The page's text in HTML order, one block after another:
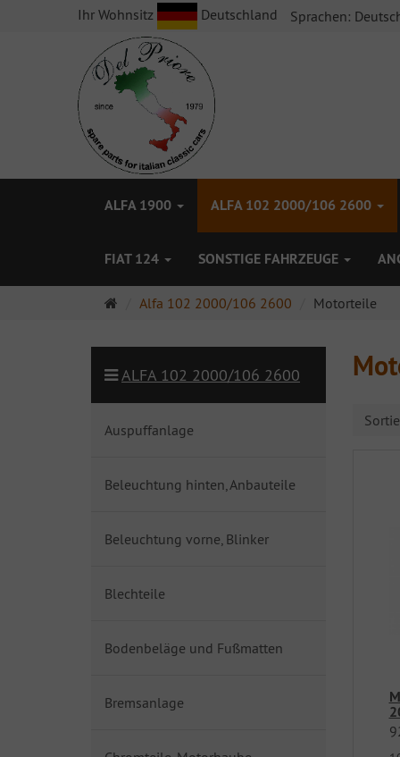
Ihr Wohnsitz Deutschland Sprachen:
ALFA 1900 ALFA 102 2000/106 2600
FIAT 124 SONSTIGE FAHRZEUGE
Startseite
Alfa 102 2000/106 2600 Motorteile
ALFA 102 2000/106 2600
Auspuffanlage
Beleuchtung hinten, Anbauteile
Beleuchtung vorne, Blinker
Blechteile
Bodenbeläge und Fußmatten
Bremsanlage